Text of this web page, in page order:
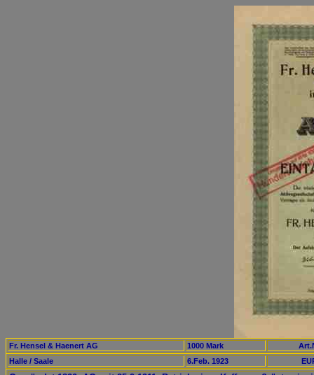
Fr. Hensel & Haenert AG 1000 Mark
Halle / Saale
6.Feb. 1923